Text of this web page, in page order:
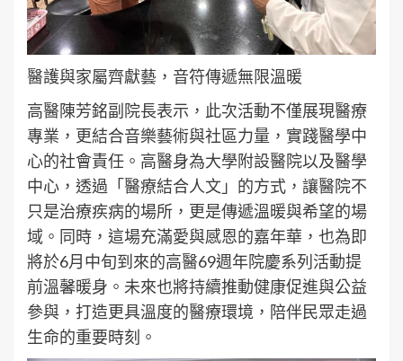
醫護與家屬齊獻藝，音符傳遞無限溫暖
高醫陳芳銘副院長表示，此次活動不僅展現醫療
專業，更結合音樂藝術與社區力量，實踐醫學中
心的社會責任。高醫身為大學附設醫院以及醫學
中心，透過「醫療結合人文」的方式，讓醫院不
只是治療疾病的場所，更是傳遞溫暖與希望的場
域。同時，這場充滿愛與感恩的嘉年華，也為即
將於6月中旬到來的高醫69週年院慶系列活動提
前溫馨暖身。未來也將持續推動健康促進與公益
參與，打造更具溫度的醫療環境，陪伴民眾走過
生命的重要時刻。